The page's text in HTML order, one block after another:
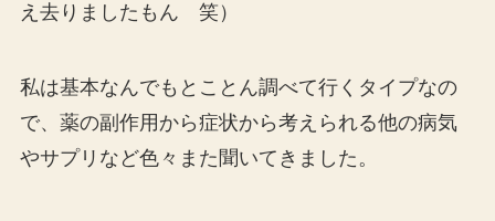
え去りましたもん 笑）
私は基本なんでもとことん調べて行くタイプなの
で、薬の副作用から症状から考えられる他の病気
やサプリなど色々また聞いてきました。